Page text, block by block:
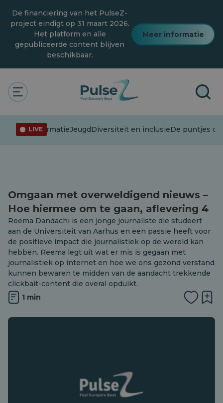
naar
hoofdinhoud
De financiering van het PulseZ-
project eindigt op 31 maart 2026.
Het platform en alle
gepubliceerde content blijven
beschikbaar.
Meer informatie
LIVE
DesinformatieJeugdDiversiteit en inclusieDe puntjes op
De polsslag Podcast
Podcast
Omgaan met overweldigend nieuws –
Hoe hiermee om te gaan, aflevering 4
Reema Dandachi is een jonge journaliste die studeert
aan de Universiteit van Aarhus en een passie heeft voor
de positieve impact die journalistiek op de wereld kan
hebben. Reema legt uit wat er mis is gegaan met
journalistiek op internet en hoe we ons gezond verstand
kunnen bewaren te midden van de aandacht trekkende
clickbait-content die overal opduikt.
1 min